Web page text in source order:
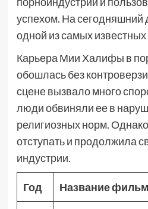
успехом. На сегодняшний
одной из самых
Карьера Мии Халифы в
обошлась без
сцене вызвало много
люди обвиняли ее в
религиозных норм.
отступать и продолжила
индустрии.
Год Название